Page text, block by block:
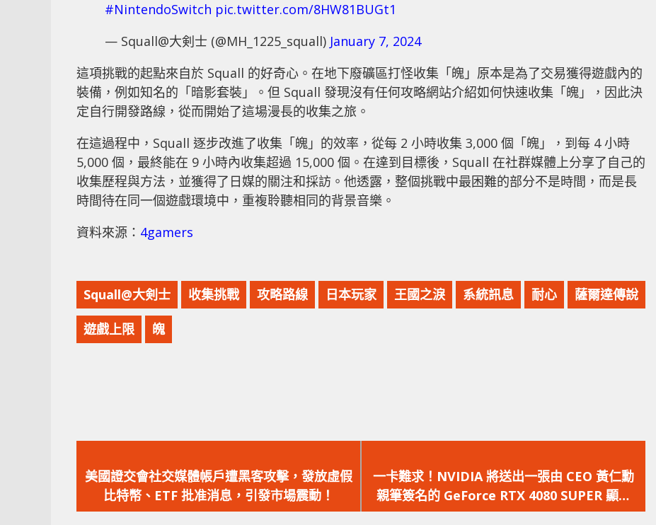
#NintendoSwitch pic.twitter.com/8HW81BUGt1
— Squall@大剣士 (@MH_1225_squall) January 7, 2024
這項挑戰的起點來自於 Squall 的好奇心。在地下廢礦區打怪收集「魄」原本是為了交易獲得遊戲內的
裝備，例如知名的「暗影套裝」。但 Squall 發現沒有任何攻略網站介紹如何快速收集「魄」，因此決
定自行開發路線，從而開始了這場漫長的收集之旅。
在這過程中，Squall 逐步改進了收集「魄」的效率，從每 2 小時收集 3,000 個「魄」，到每 4 小時
5,000 個，最終能在 9 小時內收集超過 15,000 個。在達到目標後，Squall 在社群媒體上分享了自己的
收集歷程與方法，並獲得了日媒的關注和採訪。他透露，整個挑戰中最困難的部分不是時間，而是長
時間待在同一個遊戲環境中，重複聆聽相同的背景音樂。
資料來源： 4gamers
Squall@大剣士 收集挑戰 攻略路線 日本玩家 王國之淚 系統訊息 耐心 薩爾達傳說
遊戲上限 魄
一
篇
文
美國證交會社交媒體帳戶遭黑客攻擊，發放虛假
比特幣、ETF 批准消息，引發市場震動！
一
篇
文
一卡難求！NVIDIA 將送出一張由 CEO 黃仁勳
親筆簽名的 GeForce RTX 4080 SUPER 顯示
卡！